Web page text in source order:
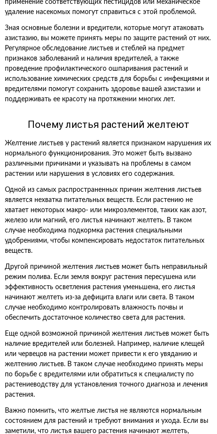
применение соответствующих пестицидов или механическое
удаление насекомых помогут справиться с этой проблемой.
Зная основные болезни и вредители, которые могут атаковать
азистазию, вы можете принять меры по защите растений от них.
Регулярное обследование листьев и стеблей на предмет
признаков заболеваний и наличия вредителей, а также
проведение профилактического ошпаривания растений и
использование химических средств для борьбы с инфекциями и
вредителями помогут сохранить здоровье вашей азистазии и
поддерживать ее красоту на протяжении многих лет.
Почему листья растений желтеют
Желтение листьев у растений является признаком нарушения их
нормального функционирования. Это может быть вызвано
различными причинами и указывать на проблемы в самом
растении или нарушения в условиях его содержания.
Одной из самых распространенных причин желтения листьев
является нехватка питательных веществ. Если растению не
хватает некоторых макро- или микроэлементов, таких как азот,
железо или магний, его листья начинают желтеть. В таком
случае необходима подкормка растения специальными
удобрениями, чтобы компенсировать недостаток питательных
веществ.
Другой причиной желтения листьев может быть неправильный
режим полива. Если земля вокруг растения пересушена или
эффективность осветления растения уменьшена, его листья
начинают желтеть из-за дефицита влаги или света. В таком
случае необходимо контролировать влажность почвы и
обеспечить достаточное количество света для растения.
Еще одной возможной причиной желтения листьев может быть
наличие вредителей или болезней. Например, наличие клещей
или червецов на растении может привести к его увяданию и
желтению листьев. В таком случае необходимо принять меры
по борьбе с вредителями или обратиться к специалисту по
растениеводству для установления точного диагноза и лечения
растения.
Важно помнить, что желтые листья не являются нормальным
состоянием для растений и требуют внимания и ухода. Если вы
заметили, что листья вашего растения начинают желтеть,